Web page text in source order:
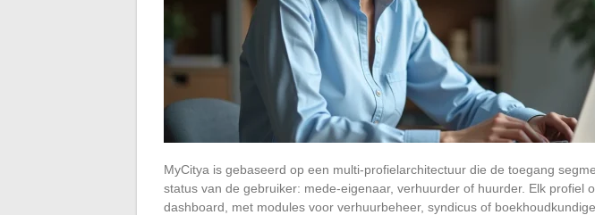
MyCitya is gebaseerd op een multi-profielarchitectuur die de toegang
status van de gebruiker: mede-eigenaar, verhuurder of huurder. Elk profiel
dashboard, met modules voor verhuurbeheer, syndicus of